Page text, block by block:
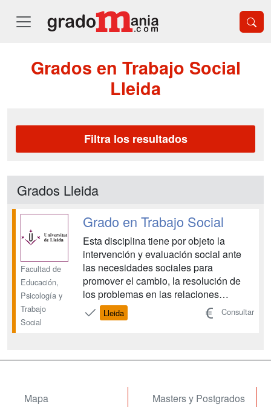
Grados en Trabajo Social
Lleida
Filtra los resultados
Grados Lleida
Facultad de
Educación,
Psicología y
Trabajo
Social
Grado en Trabajo Social
Esta disciplina tiene por objeto la
intervención y evaluación social ante
las necesidades sociales para
promover el cambio, la resolución de
los problemas en las relaciones
humanas y el fortalecimiento y la
libertad de la sociedad para
el comportamiento humano y los si...
Lleida Consultar
Mapa
Masters y Postgrados